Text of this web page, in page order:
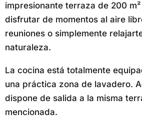
impresionante terraza de 200
disfrutar de momentos al aire
reuniones o simplemente
naturaleza.
La cocina está totalmente
una práctica zona de lavadero.
dispone de salida a la misma
mencionada.